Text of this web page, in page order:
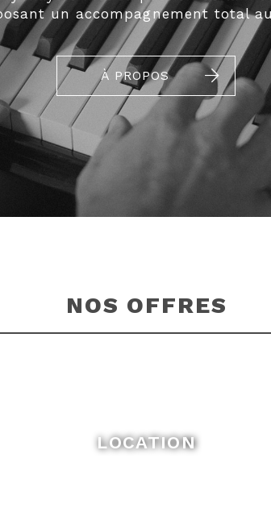
un accompagnement total
À PROPOS
NOS OFFRES
LOCATION